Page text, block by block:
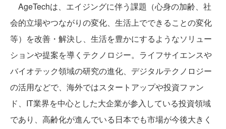
AgeTechは、エイジングに伴う課題（心身の加齢、社
会的立場やつながりの変化、生活上でできることの変化
等）を改善・解決し、生活を豊かにするようなソリュー
ションや提案を導くテクノロジー。ライフサイエンスや
バイオテック領域の研究の進化、デジタルテクノロジー
の活用などで、海外ではスタートアップや投資ファン
ド、IT業界を中心とした大企業が参入している投資領域
であり、高齢化が進んでいる日本でも市場が今後大きく